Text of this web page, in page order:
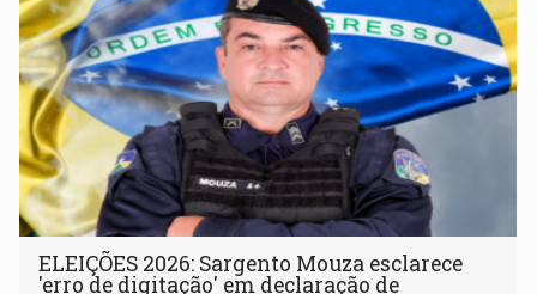
ELEIÇÕES 2026: Sargento Mouza esclarece
'erro de digitação' em declaração de